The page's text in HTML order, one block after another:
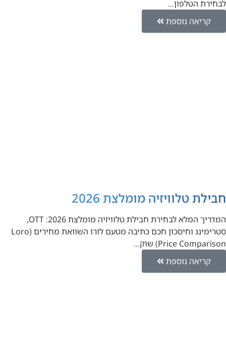
לבחירת הטלפון…
קריאה נוספת
חבילת טלוויזיה מומלצת 2026
המדריך המלא לבחירת חבילת טלוויזיה מומלצת 2026: OTT,
סטרימינג וחיסכון חכם כתיבה מטעם לורו השוואת מחירים (Loro
Price Comparison) שוק…
קריאה נוספת